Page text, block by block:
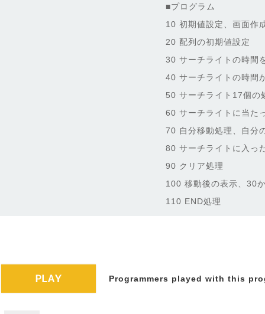
■プログラム
10 初期値設定、画面作
20 配列の初期値設定
30 サーチライトの時間
40 サーチライトの時間
50 サーチライト17個の
60 サーチライトに当た
70 自分移動処理、自分
80 サーチライトに入っ
90 クリア処理
100 移動後の表示、30
110 END処理
Programmers played with this